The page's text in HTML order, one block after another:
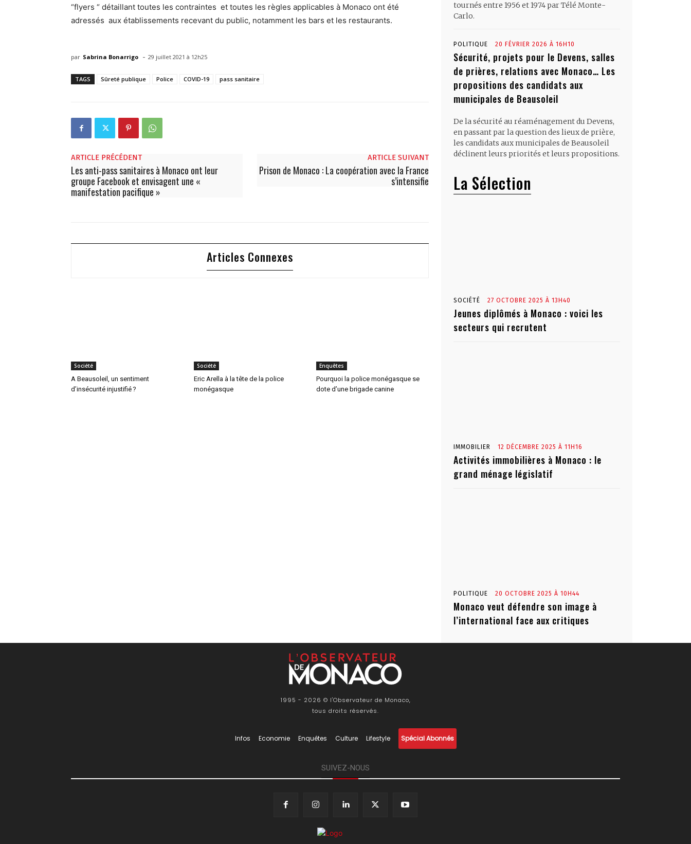
“flyers “ détaillant toutes les contraintes et toutes les règles applicables à Monaco ont été
adressés aux établissements recevant du public, notamment les bars et les restaurants.
par Sabrina Bonarrigo - 29 juillet 2021 à 12h25
TAGS Sûreté publique Police COVID-19 pass sanitaire
ARTICLE PRÉCÉDENT
Les anti-pass sanitaires à Monaco ont leur
groupe Facebook et envisagent une «
manifestation pacifique »
ARTICLE SUIVANT
Prison de Monaco : La coopération avec la France
s’intensifie
Articles Connexes
Société
A Beausoleil, un sentiment
d’insécurité injustifié ?
Société
Eric Arella à la tête de la police
monégasque
Enquêtes
Pourquoi la police monégasque se
dote d’une brigade canine
tournés entre 1956 et 1974 par Télé Monte-
Carlo.
POLITIQUE 20 FÉVRIER 2026 À 16H10
Sécurité, projets pour le Devens, salles
de prières, relations avec Monaco… Les
propositions des candidats aux
municipales de Beausoleil
De la sécurité au réaménagement du Devens,
en passant par la question des lieux de prière,
les candidats aux municipales de Beausoleil
déclinent leurs priorités et leurs propositions.
La Sélection
SOCIÉTÉ 27 OCTOBRE 2025 À 13H40
Jeunes diplômés à Monaco : voici les
secteurs qui recrutent
IMMOBILIER 12 DÉCEMBRE 2025 À 11H16
Activités immobilières à Monaco : le
grand ménage législatif
POLITIQUE 20 OCTOBRE 2025 À 10H44
Monaco veut défendre son image à
l’international face aux critiques
1995 - 2026 © l'Observateur de Monaco,
tous droits réservés.
Infos Economie Enquêtes Culture Lifestyle Spécial Abonnés
SUIVEZ-NOUS